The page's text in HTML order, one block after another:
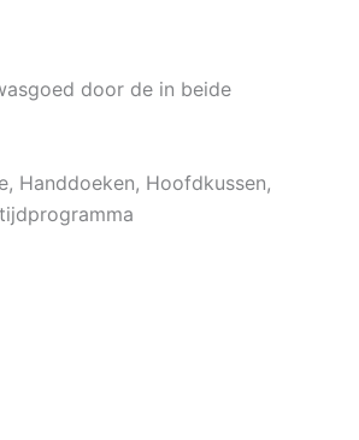
door de in beide
Handdoeken, Hoofdkussen,